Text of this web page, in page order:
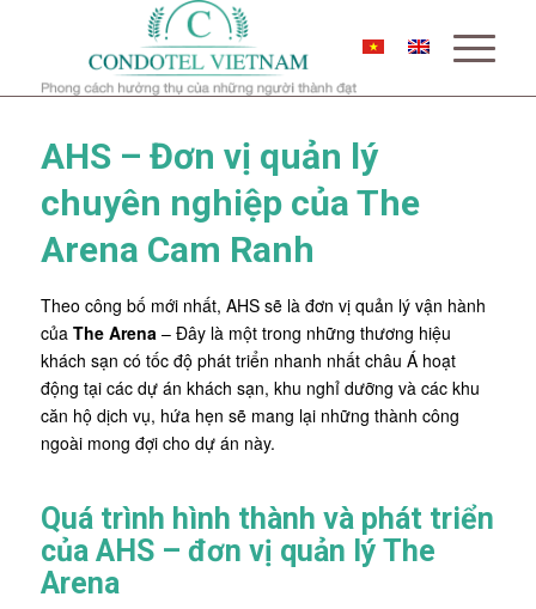
AHS – Đơn vị quản lý
chuyên nghiệp của The
Arena Cam Ranh
Theo công bố mới nhất, AHS sẽ là đơn vị quản lý vận hành
của The Arena– Đây là một trong những thương hiệu
khách sạn có tốc độ phát triển nhanh nhất châu Á hoạt
động tại các dự án khách sạn, khu nghỉ dưỡng và các khu
căn hộ dịch vụ, hứa hẹn sẽ mang lại những thành công
ngoài mong đợi cho dự án này.
Quá trình hình thành và phát triển
của AHS – đơn vị quản lý The
Arena